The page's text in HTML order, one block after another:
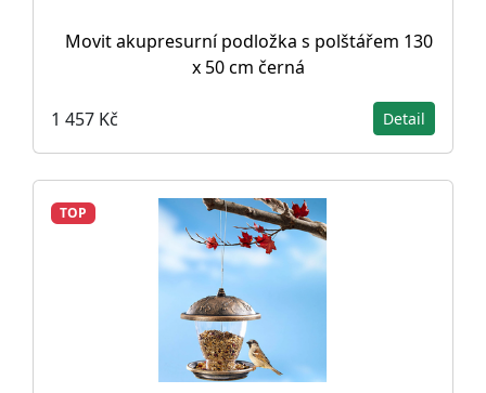
Movit akupresurní podložka s polštářem 130
x 50 cm černá
1 457 Kč Detail
TOP